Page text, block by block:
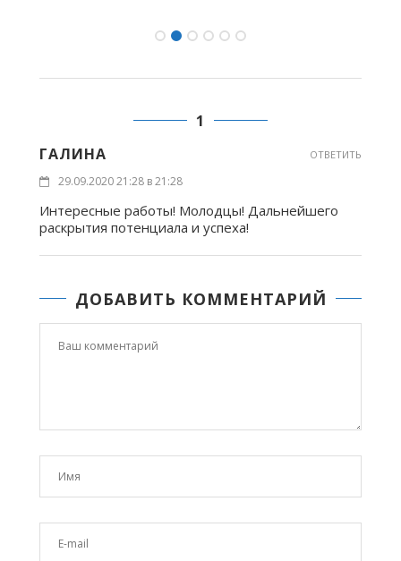
1
ГАЛИНА
29.09.2020 21:28 в 21:28
Интересные работы! Молодцы! Дальнейшего
раскрытия потенциала и успеха!
ОТВЕТИТЬ
ДОБАВИТЬ КОММЕНТАРИЙ